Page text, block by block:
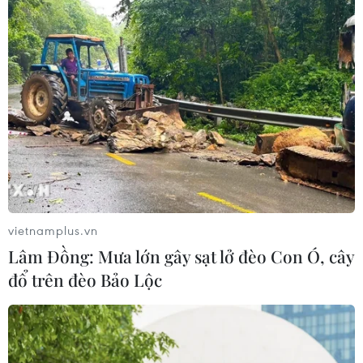
trong cùng phiên.
vietnamplus.vn
Lâm Đồng: Mưa lớn gây sạt lở đèo Con Ó, cây
đổ trên đèo Bảo Lộc